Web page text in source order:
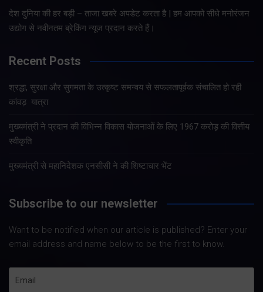
देश दुनिया की हर बड़ी – ताजा खबरे अपडेट करता है | हम आपको सीधे मनोरंजन
उद्योग से नवीनतम ब्रेकिंग न्यूज प्रदान करते हैं।
Recent Posts
श्रद्धा, सुरक्षा और सुगमता के उत्कृष्ट समन्वय से सफलतापूर्वक संचालित हो रही
कांवड़ यात्रा
मुख्यमंत्री ने प्रदान की विभिन्न विकास योजनाओं के लिए 1967 करोड़ की वित्तीय
स्वीकृति
मुख्यमंत्री से महानिदेशक एनसीसी ने की शिष्टाचार भेंट
Subscribe to our newsletter
Want to be notified when our article is published? Enter your
email address and name below to be the first to know.